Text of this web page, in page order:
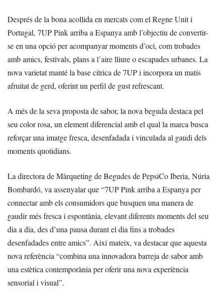
Després de la bona acollida en mercats com el Regne Unit i
Portugal, 7UP Pink arriba a Espanya amb l’objectiu de convertir-
se en una opció per acompanyar moments d’oci, com trobades
amb amics, festivals, plans a l’aire lliure o escapades urbanes. La
nova varietat manté la base cítrica de 7UP i incorpora un matís
afruitat de gerd, oferint un perfil de gust refrescant.
A més de la seva proposta de sabor, la nova beguda destaca pel
seu color rosa, un element diferencial amb el qual la marca busca
reforçar una imatge fresca, desenfadada i vinculada al gaudi dels
moments quotidians.
La directora de Màrqueting de Begudes de PepsiCo Iberia, Núria
Bombardó, va assenyalar que “7UP Pink arriba a Espanya per
connectar amb els consumidors que busquen una manera de
gaudir més fresca i espontània, elevant diferents moments del seu
dia a dia, des d’una pausa durant el dia fins a trobades
desenfadades entre amics”. Així mateix, va destacar que aquesta
nova referència “combina una innovadora barreja de sabor amb
una estètica contemporània per oferir una nova experiència
sensorial i visual”.